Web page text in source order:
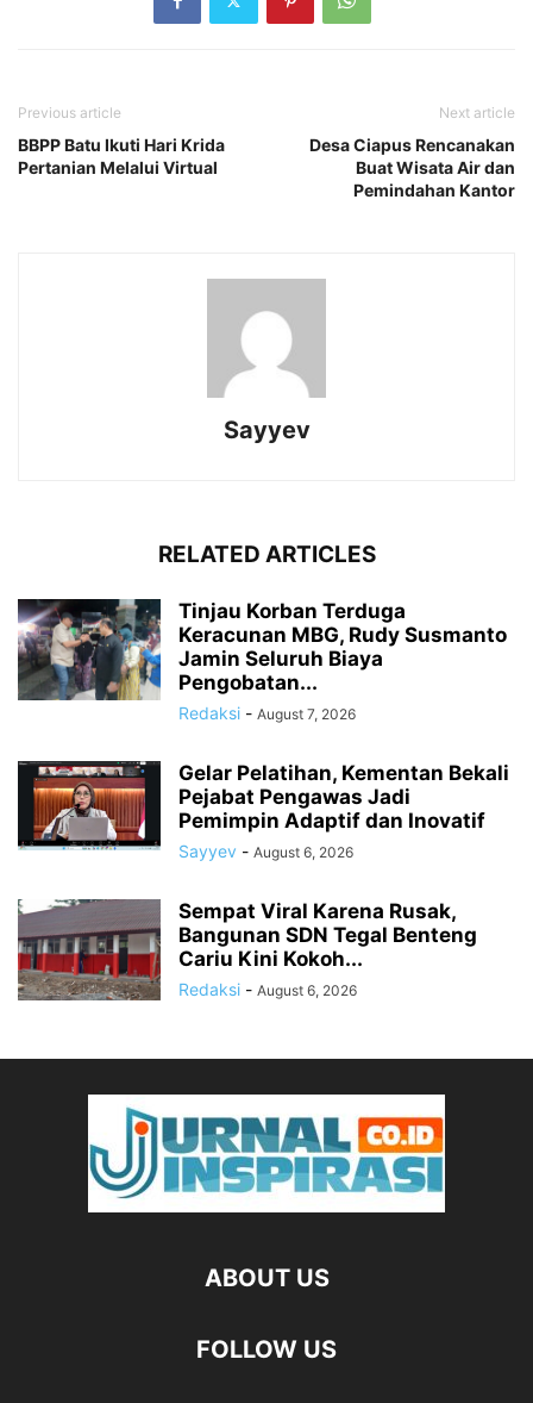
Previous article
BBPP Batu Ikuti Hari Krida
Pertanian Melalui Virtual
Next article
Desa Ciapus Rencanakan
Buat Wisata Air dan
Pemindahan Kantor
Sayyev
RELATED ARTICLES
Tinjau Korban Terduga
Keracunan MBG, Rudy Susmanto
Jamin Seluruh Biaya
Pengobatan...
Redaksi - August 7, 2026
Gelar Pelatihan, Kementan Bekali
Pejabat Pengawas Jadi
Pemimpin Adaptif dan Inovatif
Sayyev - August 6, 2026
Sempat Viral Karena Rusak,
Bangunan SDN Tegal Benteng
Cariu Kini Kokoh...
Redaksi - August 6, 2026
ABOUT US
FOLLOW US